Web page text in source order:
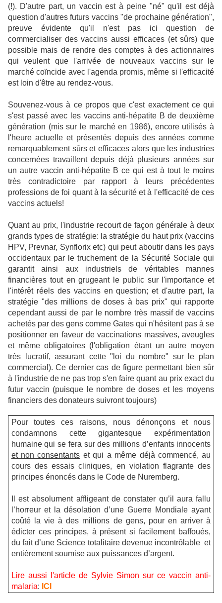
(!). D'autre part, un vaccin est à peine "né" qu'il est déjà
question d'autres futurs vaccins "de prochaine génération",
preuve évidente qu'il n'est pas ici question de
commercialiser des vaccins aussi efficaces (et sûrs) que
possible mais de rendre des comptes à des actionnaires
qui veulent que l'arrivée de nouveaux vaccins sur le
marché coïncide avec l'agenda promis, même si l'efficacité
est loin d'être au rendez-vous.
Souvenez-vous à ce propos que c'est exactement ce qui
s'est passé avec les vaccins anti-hépatite B de deuxième
génération (mis sur le marché en 1986), encore utilisés à
l'heure actuelle et présentés depuis des années comme
remarquablement sûrs et efficaces alors que les industries
concernées travaillent depuis déjà plusieurs années sur
un autre vaccin anti-hépatite B ce qui est à tout le moins
très contradictoire par rapport à leurs précédentes
professions de foi quant à la sécurité et à l'efficacité de ces
vaccins actuels!
Quant au prix, l'industrie recourt de façon générale à deux
grands types de stratégie: la stratégie du haut prix (vaccins
HPV, Prevnar, Synflorix etc) qui peut aboutir dans les pays
occidentaux par le truchement de la Sécurité Sociale qui
garantit ainsi aux industriels de véritables mannes
financières tout en grugeant le public sur l'importance et
l'intérêt réels des vaccins en question; et d'autre part, la
stratégie "des millions de doses à bas prix" qui rapporte
cependant aussi de par le nombre très massif de vaccins
achetés par des gens comme Gates qui n'hésitent pas à se
positionner en faveur de vaccinations massives, aveugles
et même obligatoires (l'obligation étant un autre moyen
très lucratif, assurant cette "loi du nombre" sur le plan
commercial). Ce dernier cas de figure permettant bien sûr
à l'industrie de ne pas trop s'en faire quant au prix exact du
futur vaccin (puisque le nombre de doses et les moyens
financiers des donateurs suivront toujours)
Pour toutes ces raisons, nous dénonçons et nous
condamnons cette gigantesque expérimentation
humaine qui se fera sur des millions d’enfants innocents
et non consentants et qui a même déjà commencé, au
cours des essais cliniques, en violation flagrante des
principes énoncés dans le Code de Nuremberg.
Il est absolument affligeant de constater qu’il aura fallu
l’horreur et la désolation d’une Guerre Mondiale ayant
coûté la vie à des millions de gens, pour en arriver à
édicter ces principes, à présent si facilement baffoués,
du fait d’une Science totalitaire devenue incontrôlable et
entièrement soumise aux puissances d’argent.
Lire aussi l'article de Sylvie Simon sur ce vaccin anti-
malaria: ICI